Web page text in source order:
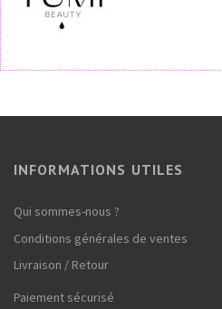
INFORMATIONS UTILES
Qui sommes-nous ?
Conditions générales de ventes
Livraison / Retour
Paiement sécurisé